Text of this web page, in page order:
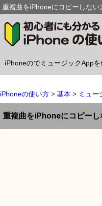
重複曲をiPhoneにコピーしな
iPhoneのでミュージックApp
iPhoneの使い方 基本 ミュー
重複曲をiPhoneにコピーし